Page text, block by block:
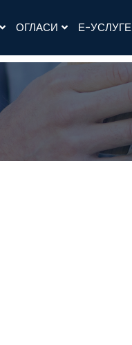
ОГЛАСИ Е-УСЛУГЕ